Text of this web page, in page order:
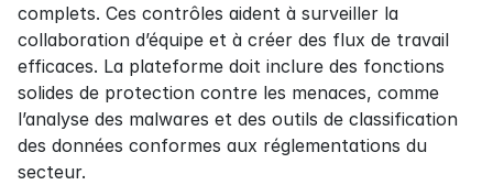
complets. Ces contrôles aident à surveiller la
collaboration d’équipe et à créer des flux de travail
efficaces. La plateforme doit inclure des fonctions
solides de protection contre les menaces, comme
l’analyse des malwares et des outils de classification
des données conformes aux réglementations du
secteur.